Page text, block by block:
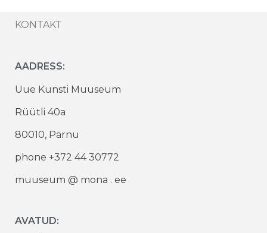
KONTAKT
AADRESS:
Uue Kunsti Muuseum
Rüütli 40a
80010, Pärnu
phone +372 44 30772
muuseum @ mona . ee
AVATUD: